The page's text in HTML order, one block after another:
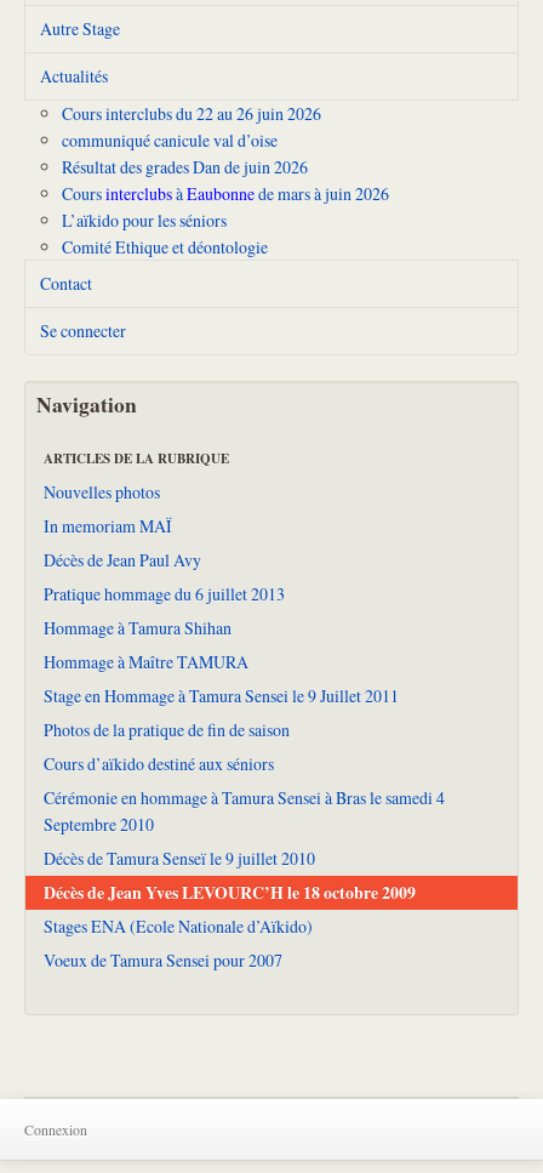
Autre Stage
Actualités
Cours interclubs du 22 au 26 juin 2026
communiqué canicule val d’oise
Résultat des grades Dan de juin 2026
CoursinterclubsàEaubonnede mars à juin 2026
L’aïkido pour les séniors
Comité Ethique et déontologie
Contact
Se connecter
Navigation
ARTICLES DE LA RUBRIQUE
Nouvelles photos
In memoriam MAÏ
Décès de Jean Paul Avy
Pratique hommage du 6 juillet 2013
Hommage à Tamura Shihan
Hommage à Maître TAMURA
Stage en Hommage à Tamura Sensei le 9 Juillet 2011
Photos de la pratique de fin de saison
Cours d’aïkido destiné aux séniors
Cérémonie en hommage à Tamura Sensei à Bras le samedi 4
Septembre 2010
Décès de Tamura Senseï le 9 juillet 2010
Décès de Jean Yves LEVOURC’H le 18 octobre 2009
Stages ENA (Ecole Nationale d’Aïkido)
Voeux de Tamura Sensei pour 2007
Connexion